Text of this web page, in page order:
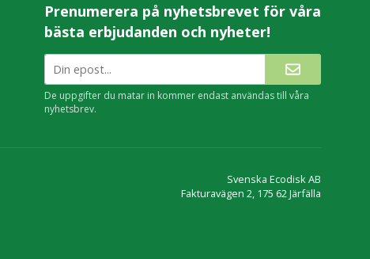
Prenumerera på nyhetsbrevet för våra
bästa erbjudanden och nyheter!
De uppgifter du matar in kommer endast användas till våra
nyhetsbrev.
Svenska Ecodisk AB
Fakturavägen 2, 175 62 Järfälla